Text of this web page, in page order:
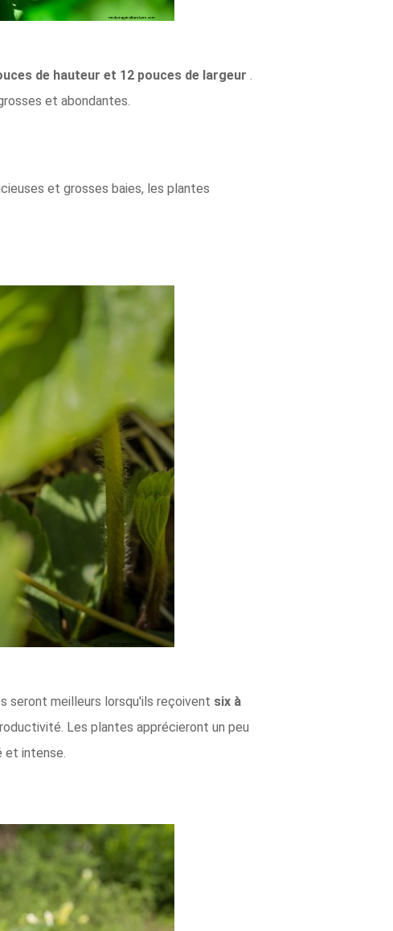
de hauteur et 12 pouces de largeur .
et abondantes.
et grosses baies, les plantes
seront meilleurs lorsqu'ils reçoivent six à
Les plantes apprécieront un peu
et intense.